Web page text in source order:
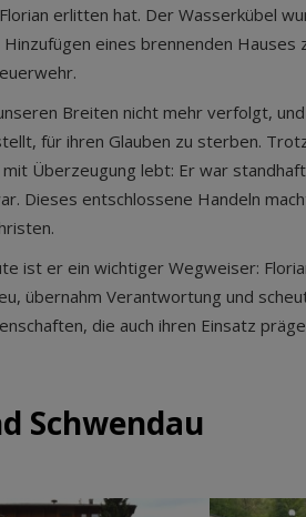
erlitten hat. Der Wasserkübel
eines brennenden Hauses
Breiten nicht mehr verfolgt,
für ihren Glauben zu sterben.
mit Überzeugung lebt: Er war
Dieses entschlossene Handeln
ist er ein wichtiger Wegweiser:
übernahm Verantwortung und
die auch ihren Einsatz
Schwendau